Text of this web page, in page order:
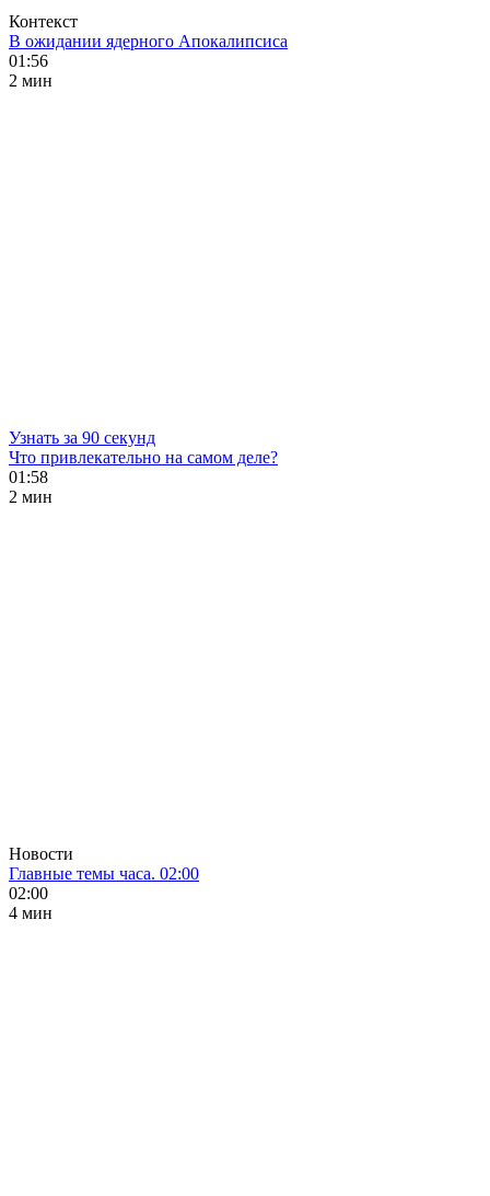
Контекст
В ожидании ядерного Апокалипсиса
01:56
2 мин
Узнать за 90 секунд
Что привлекательно на самом деле?
01:58
2 мин
Новости
Главные темы часа. 02:00
02:00
4 мин